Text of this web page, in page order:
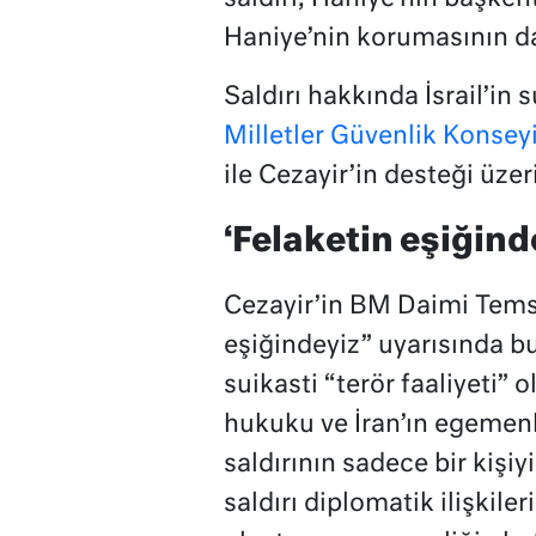
Haniye’nin korumasının
Saldırı hakkında
Milletler Güvenlik
ile Cezayir’in desteği
‘Felaketin
Cezayir’in BM Daimi
eşiğindeyiz” uyarısında
suikasti “terör faaliyeti”
hukuku ve İran’ın
saldırının sadece bir
saldırı diplomatik